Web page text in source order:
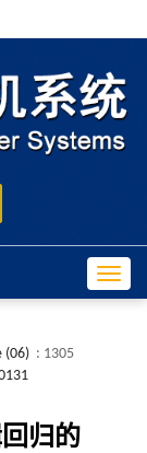
(06) : 1305
归的